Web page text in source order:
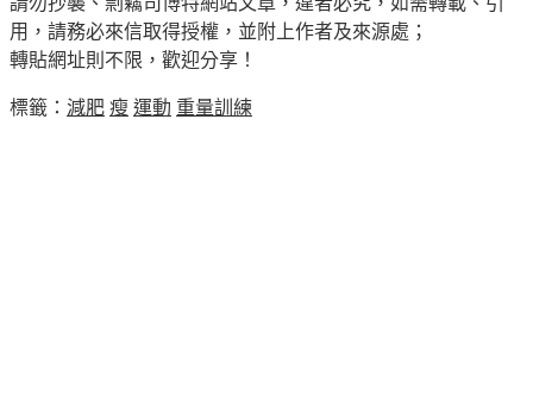
用，請務必來信取得授權，並附上作者及來源處；
轉貼網址則不限，歡迎分享！
標籤： 減肥 瘦 運動 重量訓練